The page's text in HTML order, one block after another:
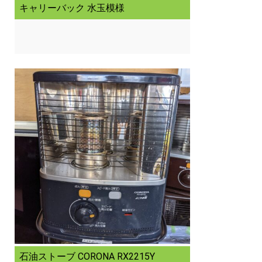
キャリーバック 水玉模様
石油ストーブ CORONA RX2215Y